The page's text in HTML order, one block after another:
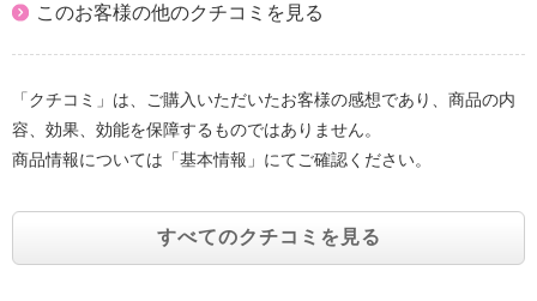
このお客様の他のクチコミを見る
「クチコミ」は、ご購入いただいたお客様の感想であり、商品の内
容、効果、効能を保障するものではありません。
商品情報については「基本情報」にてご確認ください。
すべてのクチコミを見る